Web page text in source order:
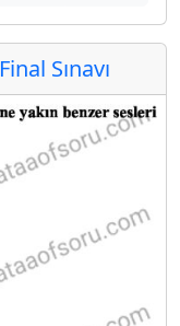
Sınavı